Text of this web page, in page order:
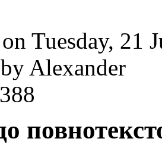
Tuesday, 21
Alexander